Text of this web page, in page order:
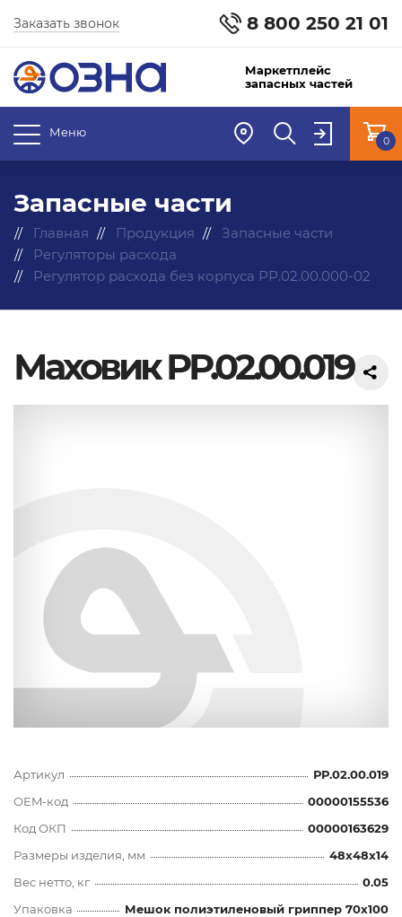
8 800 250 21 01
Заказать звонок
Маркетплейс
запасных частей
Меню
0
Запасные части
Главная Продукция
Запасные части
Регуляторы расхода
Регулятор расхода без корпуса РР.02.00.000-02
Маховик РР.02.00.019
Артикул
РР.02.00.019
OEM-код
00000155536
Код ОКП
00000163629
Размеры изделия, мм
48x48x14
Вес нетто, кг
0.05
Упаковка
Мешок полиэтиленовый гриппер 70х100